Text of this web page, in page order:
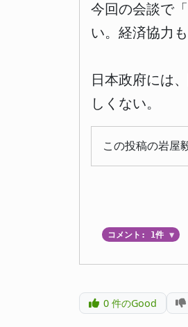
今回の会談で
い。経済協力
日本政府には
しくない。
この投稿の岩屋
コメント: 1件 ▼
0件のGood